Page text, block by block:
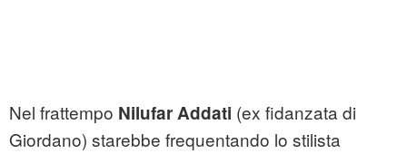
Nel frattempo Nilufar Addati (ex fidanzata di
Giordano) starebbe frequentando lo stilista